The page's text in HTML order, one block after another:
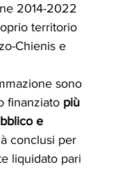
2014-2022
territorio
Chienis e
sono
finanziato più
e
conclusi per
liquidato pari